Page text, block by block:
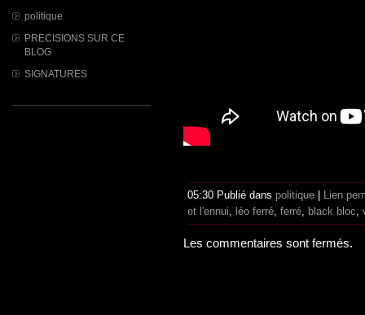
politique
PRECISIONS SUR CE
BLOG
SIGNATURES
05:30 Publié dans politique
Lien
et l'ennui, léo ferré, ferré, black bloc,
Les commentaires sont fermés.